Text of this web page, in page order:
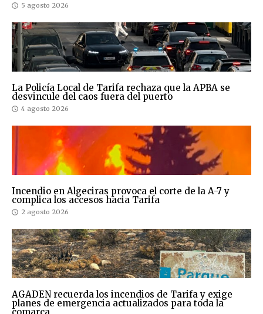
5 agosto 2026
La Policía Local de Tarifa rechaza que la APBA se
desvincule del caos fuera del puerto
4 agosto 2026
Incendio en Algeciras provoca el corte de la A-7 y
complica los accesos hacia Tarifa
2 agosto 2026
AGADEN recuerda los incendios de Tarifa y exige
planes de emergencia actualizados para toda la